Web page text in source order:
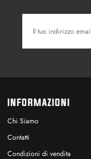
INFORMAZIONI
Chi Siamo
Contatti
Condizioni di vendita